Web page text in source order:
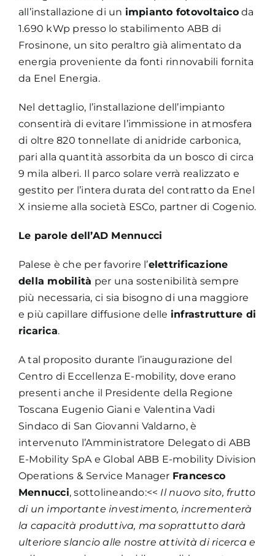
all’installazione di un impianto fotovoltaicoda
1.690 kWp presso lo stabilimento ABB di
Frosinone, un sito peraltro già alimentato da
energia proveniente da fonti rinnovabili fornita
da Enel Energia.
Nel dettaglio, l’installazione dell’impianto
consentirà di evitare l’immissione in atmosfera
di oltre 820 tonnellate di anidride carbonica,
pari alla quantità assorbita da un bosco di circa
9 mila alberi. Il parco solare verrà realizzato e
gestito per l’intera durata del contratto da Enel
X insieme alla società ESCo, partner di Cogenio.
Le parole dell’AD Mennucci
Palese è che per favorire l’elettrificazione
della mobilità per una sostenibilità sempre
più necessaria, ci sia bisogno di una maggiore
e più capillare diffusione delle infrastrutture di
ricarica.
A tal proposito durante l’inaugurazione del
Centro di Eccellenza E-mobility, dove erano
presenti anche il Presidente della Regione
Toscana Eugenio Giani e Valentina Vadi
Sindaco di San Giovanni Valdarno, è
intervenuto l’Amministratore Delegato di ABB
E-Mobility SpA e Global ABB E-mobility Division
Operations & Service Manager Francesco
Mennucci, sottolineando:<< Il nuovo sito, frutto
di un importante investimento, incrementerà
la capacità produttiva, ma soprattutto darà
ulteriore slancio alle nostre attività di ricerca e